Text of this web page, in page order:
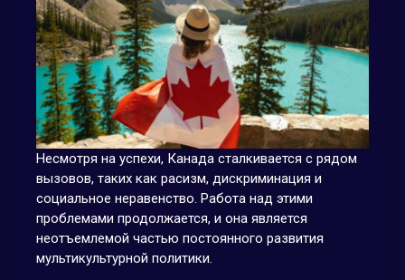
Несмотря на успехи, Канада сталкивается с рядом
вызовов, таких как расизм, дискриминация и
социальное неравенство. Работа над этими
проблемами продолжается, и она является
неотъемлемой частью постоянного развития
мультикультурной политики.